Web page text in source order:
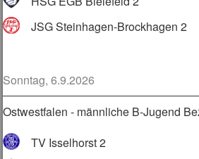
JSG Steinhagen-Brockhagen 2
Sonntag, 6.9.2026
Ostwestfalen - männliche B-Jugend
TV Isselhorst 2